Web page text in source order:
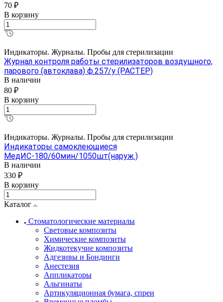
70 ₽
В корзину
Индикаторы. Журналы. Пробы для стерилизации
Журнал контроля работы стерилизаторов воздушного,
парового (автоклава) ф.257/у (РАСТЕР)
В наличии
80 ₽
В корзину
Индикаторы. Журналы. Пробы для стерилизации
Индикаторы самоклеющиеся
МедИС-180/60мин/1050шт(наруж.)
В наличии
330 ₽
В корзину
Каталог
Стоматологические материалы
Световые композиты
Химические композиты
Жидкотекучие композиты
Адгезивы и Бондинги
Анестезия
Аппликаторы
Альгинаты
Артикуляционная бумага, спреи